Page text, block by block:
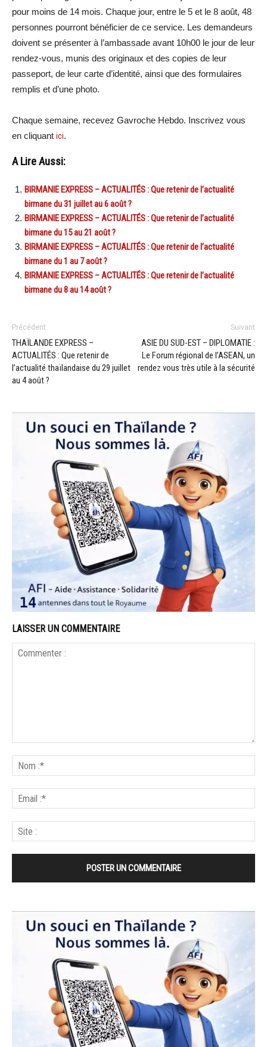
pour moins de 14 mois. Chaque jour, entre le 5 et le 8 août, 48
personnes pourront bénéficier de ce service. Les demandeurs
doivent se présenter à l’ambassade avant 10h00 le jour de leur
rendez-vous, munis des originaux et des copies de leur
passeport, de leur carte d’identité, ainsi que des formulaires
remplis et d’une photo.
Chaque semaine, recevez Gavroche Hebdo. Inscrivez vous
en cliquant ici.
A Lire Aussi:
BIRMANIE EXPRESS – ACTUALITÉS : Que retenir de l’actualité
birmane du 31 juillet au 6 août ?
BIRMANIE EXPRESS – ACTUALITÉS : Que retenir de l’actualité
birmane du 15 au 21 août ?
BIRMANIE EXPRESS – ACTUALITÉS : Que retenir de l’actualité
birmane du 1 au 7 août ?
BIRMANIE EXPRESS – ACTUALITÉS : Que retenir de l’actualité
birmane du 8 au 14 août ?
Précédent
THAÏLANDE EXPRESS –
ACTUALITÉS : Que retenir de
l’actualité thaïlandaise du 29 juillet
au 4 août ?
Suivant
ASIE DU SUD-EST – DIPLOMATIE :
Le Forum régional de l’ASEAN, un
rendez vous très utile à la sécurité
LAISSER UN COMMENTAIRE